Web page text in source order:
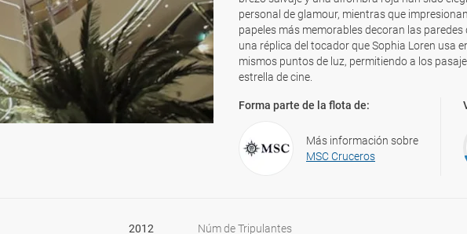
personal de glamour, mientras que
papeles más memorables decoran las
una réplica del tocador que Sophia Loren usa
mismos puntos de luz, permitiendo a los
estrella de cine.
Forma parte de la flota de:
Más información sobre
MSC Cruceros
2012 Núm de Tripulantes